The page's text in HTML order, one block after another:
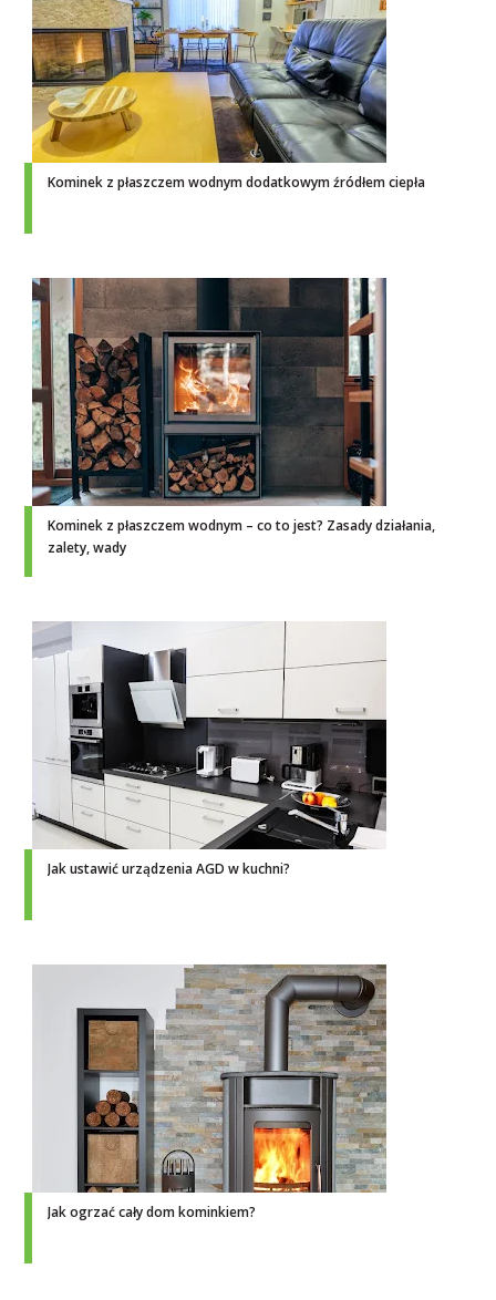
Kominek z płaszczem wodnym dodatkowym źródłem ciepła
Kominek z płaszczem wodnym – co to jest? Zasady działania,
zalety, wady
Jak ustawić urządzenia AGD w kuchni?
Jak ogrzać cały dom kominkiem?